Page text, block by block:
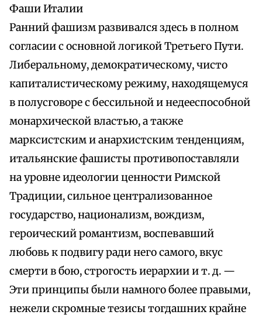
Фаши Италии
Ранний фашизм развивался здесь в полном
согласии с основной логикой Третьего Пути.
Либеральному, демократическому, чисто
капиталистическому режиму, находящемуся
в полусговоре с бессильной и недееспособной
монархической властью, а также
марксистским и анархистским тенденциям,
итальянские фашисты противопоставляли
на уровне идеологии ценности Римской
Традиции, сильное централизованное
государство, национализм, вождизм,
героический романтизм, воспевавший
любовь к подвигу ради него самого, вкус
смерти в бою, строгость иерархии и т. д. —
Эти принципы были намного более правыми,
нежели скромные тезисы тогдашних крайне